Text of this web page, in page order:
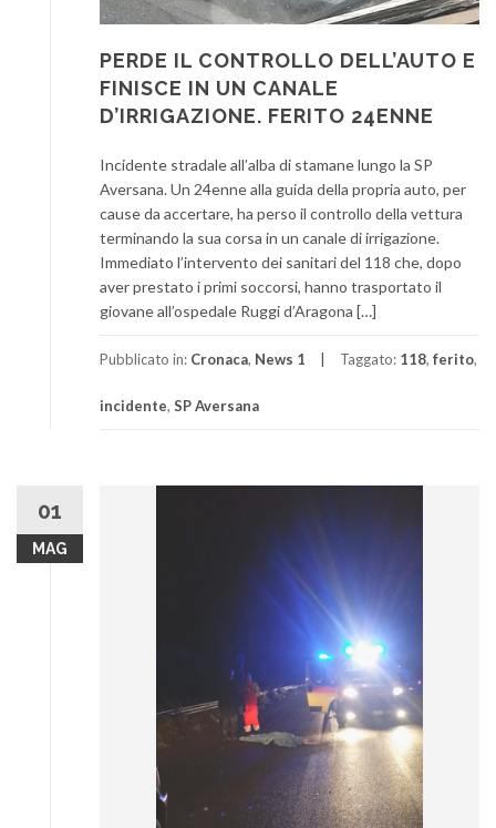
PERDE IL CONTROLLO DELL’AUTO E
FINISCE IN UN CANALE
D’IRRIGAZIONE. FERITO 24ENNE
Incidente stradale all’alba di stamane lungo la SP
Aversana. Un 24enne alla guida della propria auto, per
cause da accertare, ha perso il controllo della vettura
terminando la sua corsa in un canale di irrigazione.
Immediato l’intervento dei sanitari del 118 che, dopo
aver prestato i primi soccorsi, hanno trasportato il
giovane all’ospedale Ruggi d’Aragona […]
Pubblicato in: Cronaca, News 1 Taggato: 118, ferito,
incidente, SP Aversana
01
MAG